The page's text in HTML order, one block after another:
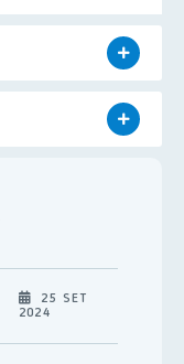
25 SET
2024